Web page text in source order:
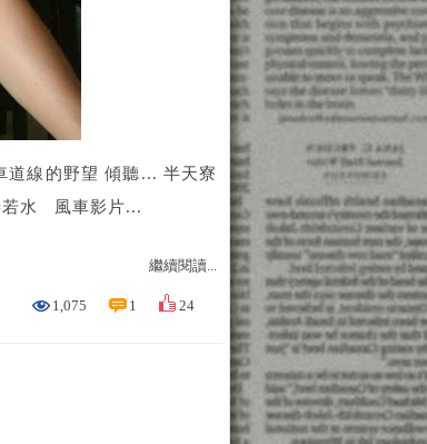
道線的野望 傾聽... 半天寮
若水 風車影片...
繼續閱讀...
1,075 1 24